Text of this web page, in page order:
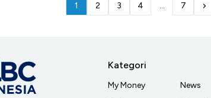
1 2 3 4 ... 7
Kategori
My Money
News